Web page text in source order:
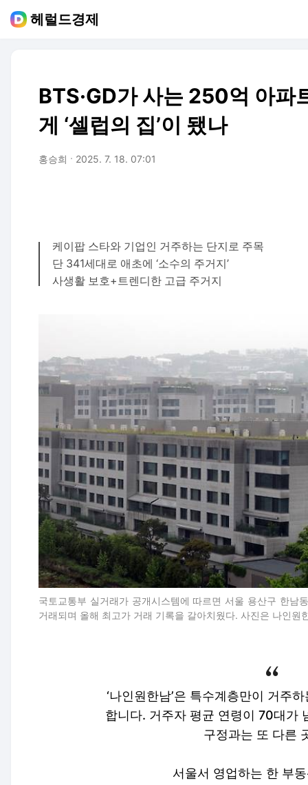
헤럴드경제
BTS·GD가 사는 250억 아파
게 ‘셀럽의 집’이 됐나
홍승희 2025. 7. 18. 07:01
케이팝 스타와 기업인 거주하는 단지로 주목
단 341세대로 애초에 ‘소수의 주거지’
사생활 보호+트렌디한 고급 주거지
국토교통부 실거래가 공개시스템에 따르면 서울 용산구 한남
거래되며 올해 최고가 거래 기록을 갈아치웠다. 사진은 나인원
‘나인원한남’은 특수계층만이 거주
합니다. 거주자 평균 연령이 70대가
구정과는 또 다른
서울서 영업하는 한 부